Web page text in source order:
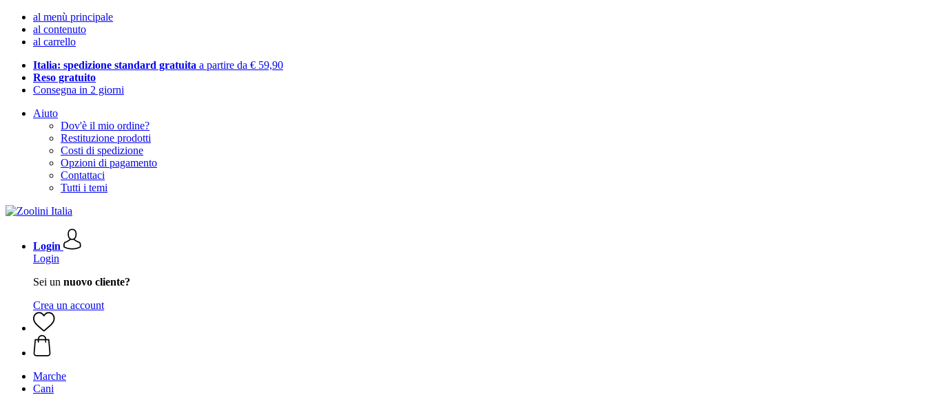
al menù principale
al contenuto
al carrello
Italia: spedizione standard gratuita a partire da € 59,90
Reso gratuito
Consegna in 2 giorni
Aiuto
Dov'è il mio ordine?
Restituzione prodotti
Costi di spedizione
Opzioni di pagamento
Contattaci
Tutti i temi
Login
Login
Sei un nuovo cliente?
Crea un account
Marche
Cani